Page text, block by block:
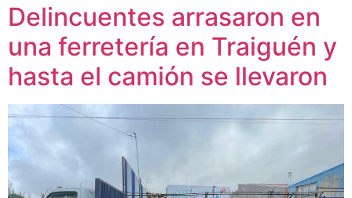
Delincuentes arrasaron en
una ferretería en Traiguén y
hasta el camión se llevaron